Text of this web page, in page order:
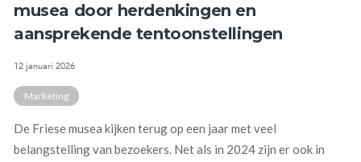
musea door herdenkingen en
aansprekende tentoonstellingen
12 januari 2026
Marketing
De Friese musea kijken terug op een jaar met veel
belangstelling van bezoekers. Net als in 2024 zijn er ook in